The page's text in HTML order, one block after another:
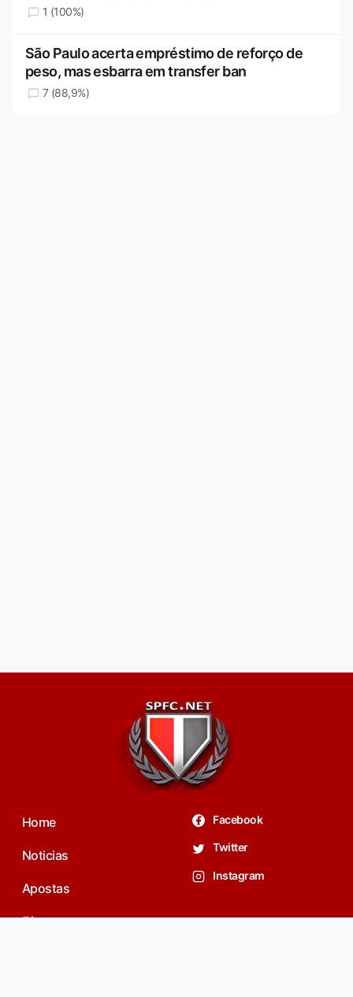
1 (100%)
São Paulo acerta empréstimo de reforço de
peso, mas esbarra em transfer ban
7 (88,9%)
Home
Noticias
Apostas
Fórum
Facebook
Twitter
Instagram